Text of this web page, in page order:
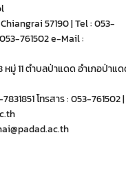
57190 | Tel : 053-
761502 e-Mail :
หมู่ 11 ตำบลป่าแดด อำเภอป่าแ
โทรสาร : 053-761502